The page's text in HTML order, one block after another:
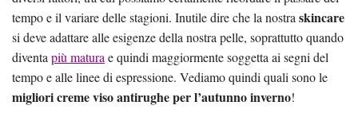
tempo e il variare delle stagioni. Inutile dire che la nostra skincare
si deve adattare alle esigenze della nostra pelle, soprattutto quando
diventa più matura e quindi maggiormente soggetta ai segni del
tempo e alle linee di espressione. Vediamo quindi quali sono le
migliori creme viso antirughe per l’autunno inverno!